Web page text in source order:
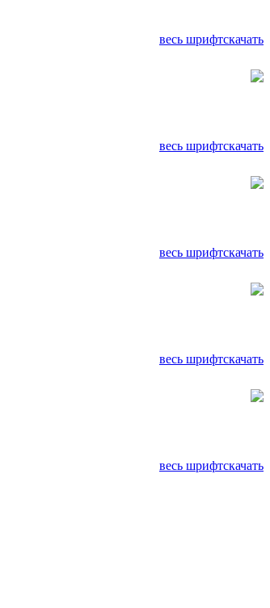
весь шрифтскачать
весь шрифтскачать
весь шрифтскачать
весь шрифтскачать
весь шрифтскачать